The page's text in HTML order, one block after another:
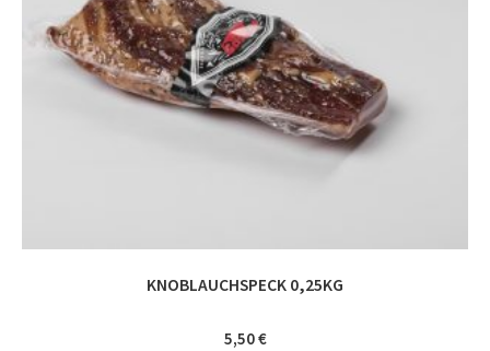
KNOBLAUCHSPECK 0,25KG
5,50€